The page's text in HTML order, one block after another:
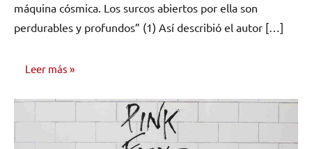
máquina cósmica. Los surcos abiertos por ella son
perdurables y profundos” (1) Así describió el autor […]
Leer más